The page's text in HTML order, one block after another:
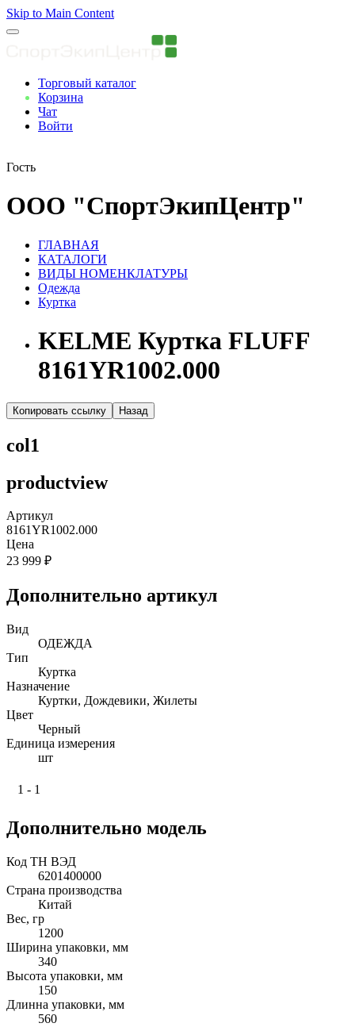
Skip to Main Content
Торговый каталог
Корзина
Чат
Войти
Гость
ООО "СпортЭкипЦентр"
ГЛАВНАЯ
КАТАЛОГИ
ВИДЫ НОМЕНКЛАТУРЫ
Одежда
Куртка
KELME Куртка FLUFF
8161YR1002.000
Копировать ссылку Назад
col1
productview
Артикул
8161YR1002.000
Цена
23 999 ₽
Дополнительно артикул
Вид
ОДЕЖДА
Тип
Куртка
Назначение
Куртки, Дождевики, Жилеты
Цвет
Черный
Единица измерения
шт
1 - 1
Дополнительно модель
Код ТН ВЭД
6201400000
Страна производства
Китай
Вес, гр
1200
Ширина упаковки, мм
340
Высота упаковки, мм
150
Длинна упаковки, мм
560